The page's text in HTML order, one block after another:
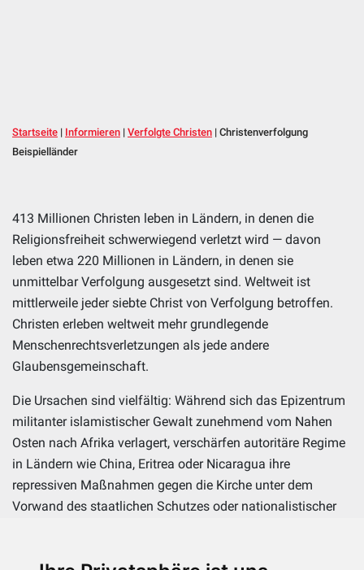
Startseite | Informieren | Verfolgte Christen | Christenverfolgung
Beispielländer
413 Millionen Christen leben in Ländern, in denen die
Religionsfreiheit schwerwiegend verletzt wird — davon
leben etwa 220 Millionen in Ländern, in denen sie
unmittelbar Verfolgung ausgesetzt sind. Weltweit ist
mittlerweile jeder siebte Christ von Verfolgung betroffen.
Christen erleben weltweit mehr grundlegende
Menschenrechtsverletzungen als jede andere
Glaubensgemeinschaft.
Die Ursachen sind vielfältig: Während sich das Epizentrum
militanter islamistischer Gewalt zunehmend vom Nahen
Osten nach Afrika verlagert, verschärfen autoritäre Regime
in Ländern wie China, Eritrea oder Nicaragua ihre
repressiven Maßnahmen gegen die Kirche unter dem
Vorwand des staatlichen Schutzes oder nationalistischer